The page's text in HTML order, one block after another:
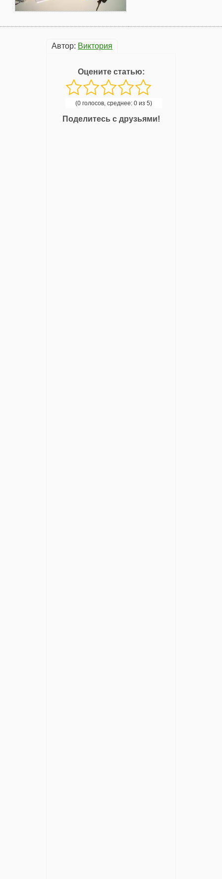
Автор: Виктория
Оцените статью:
(0 голосов, среднее: 0 из 5)
Поделитесь с друзьями!